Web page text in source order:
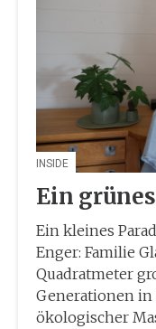
INSIDE
Ein
Ein kleines
Enger: Familie
Quadratmeter
Generationen in
ökologischer